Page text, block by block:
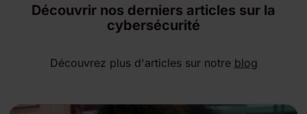
Découvrir nos derniers articles sur la
cybersécurité
Découvrez plus d'articles sur notre blog